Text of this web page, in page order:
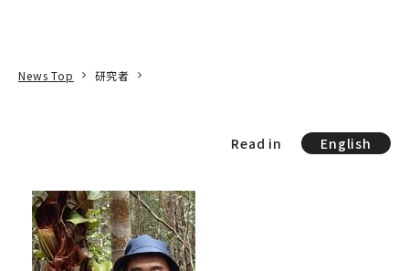
News Top 研究者
Read in English